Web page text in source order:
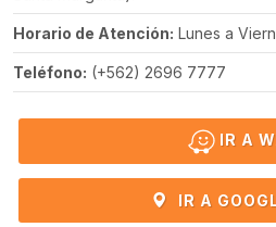
Horario de Atención: Lunes a
Teléfono: (+562) 2696 7777
IR A
IR A